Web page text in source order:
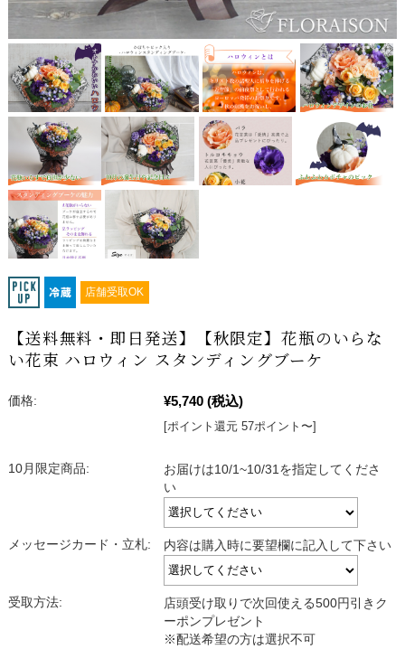
店舗受取OK
【送料無料・即日発送】【秋限定】花瓶のいらな
い花束 ハロウィン スタンディングブーケ
価格: ¥5,740 (税込)
[ポイント還元 57ポイント〜]
10月限定商品:
お届けは10/1~10/31を指定してくださ
い
メッセージカード・立札: 内容は購入時に要望欄に記入して下さい
受取方法:
店頭受け取りで次回使える500円引きク
ーポンプレゼント
※配送希望の方は選択不可